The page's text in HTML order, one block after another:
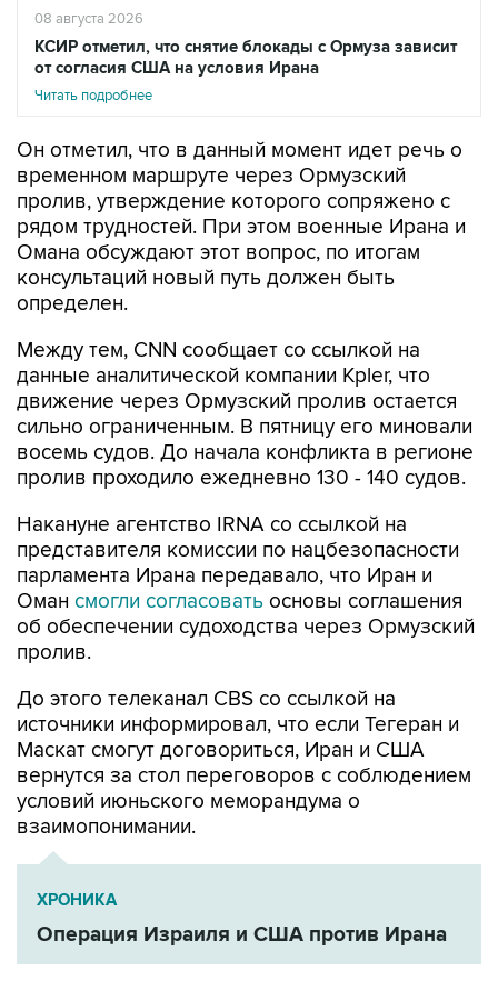
08 августа 2026
КСИР отметил, что снятие блокады с Ормуза зависит
от согласия США на условия Ирана
Читать подробнее
Он отметил, что в данный момент идет речь о
временном маршруте через Ормузский
пролив, утверждение которого сопряжено с
рядом трудностей. При этом военные Ирана и
Омана обсуждают этот вопрос, по итогам
консультаций новый путь должен быть
определен.
Между тем, CNN сообщает со ссылкой на
данные аналитической компании Kpler, что
движение через Ормузский пролив остается
сильно ограниченным. В пятницу его миновали
восемь судов. До начала конфликта в регионе
пролив проходило ежедневно 130 - 140 судов.
Накануне агентство IRNA со ссылкой на
представителя комиссии по нацбезопасности
парламента Ирана передавало, что Иран и
Оман смогли согласовать основы соглашения
об обеспечении судоходства через Ормузский
пролив.
До этого телеканал CBS со ссылкой на
источники информировал, что если Тегеран и
Маскат смогут договориться, Иран и США
вернутся за стол переговоров с соблюдением
условий июньского меморандума о
взаимопонимании.
ХРОНИКА
Операция Израиля и США против Ирана